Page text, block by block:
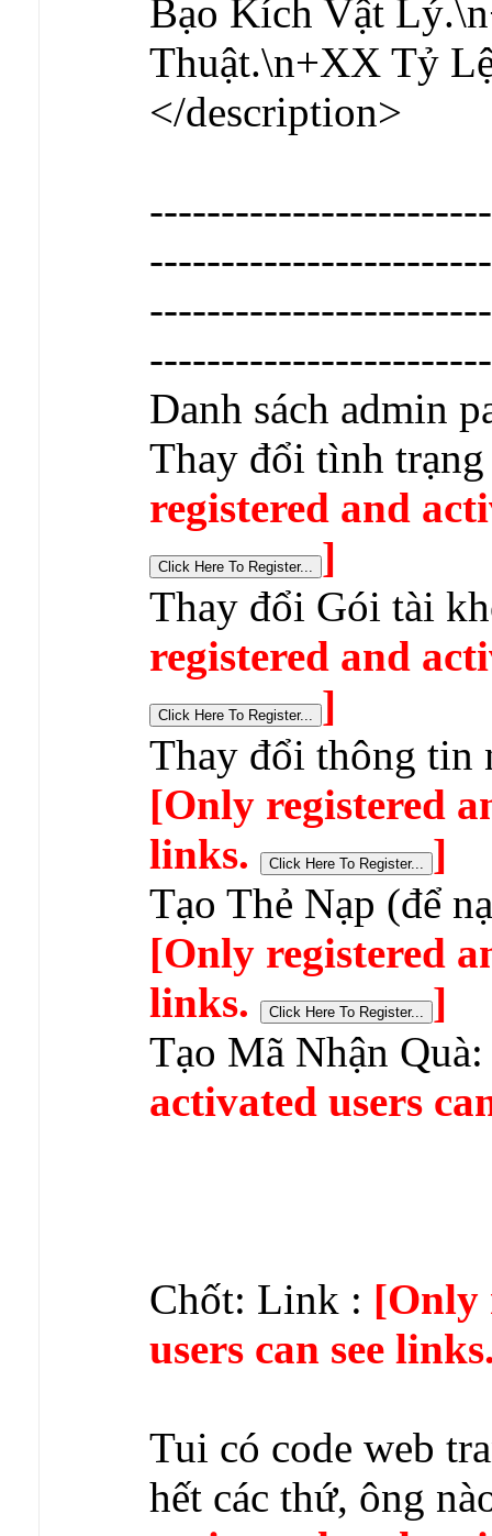
Bạo Kích Vật
Thuật.\n+XX Tỷ
</description>
Danh sách admin
Thay đổi tình
registered and
]
Thay đổi Gói tài
registered and
]
Thay đổi thông tin
[Only registered
links.
]
Tạo Thẻ Nạp (để
[Only registered
links.
]
Tạo Mã Nhận
activated users
Chốt: Link : [Only
users can see
Tui có code web
hết các thứ, ông